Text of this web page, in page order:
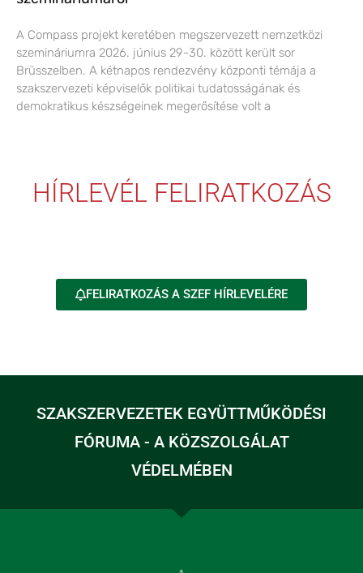
A Compass projekt keretében megszervezett nemzetközi
szemináriumra 2026. június 29-30. között került sor
Brüsszelben. A kétnapos rendezvény központi témája a
szakszervezeti képviselők politikai tudatosságának és
demokratikus készségeinek megerősítése volt a
HÍRLEVÉL FELIRATKOZÁS
FELIRATKOZÁS A SZEF HÍRLEVELÉRE
SZAKSZERVEZETEK EGYÜTTMŰKÖDÉSI
FÓRUMA - A KÖZSZOLGÁLAT
VÉDELMÉBEN